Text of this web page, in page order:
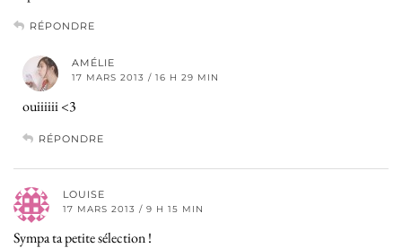
RÉPONDRE
AMÉLIE
17 MARS 2013 / 16 H 29 MIN
ouiiiiii <3
RÉPONDRE
LOUISE
17 MARS 2013 / 9 H 15 MIN
Sympa ta petite sélection !